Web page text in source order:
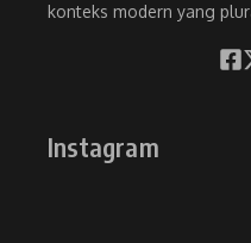
konteks modern yang
Instagram